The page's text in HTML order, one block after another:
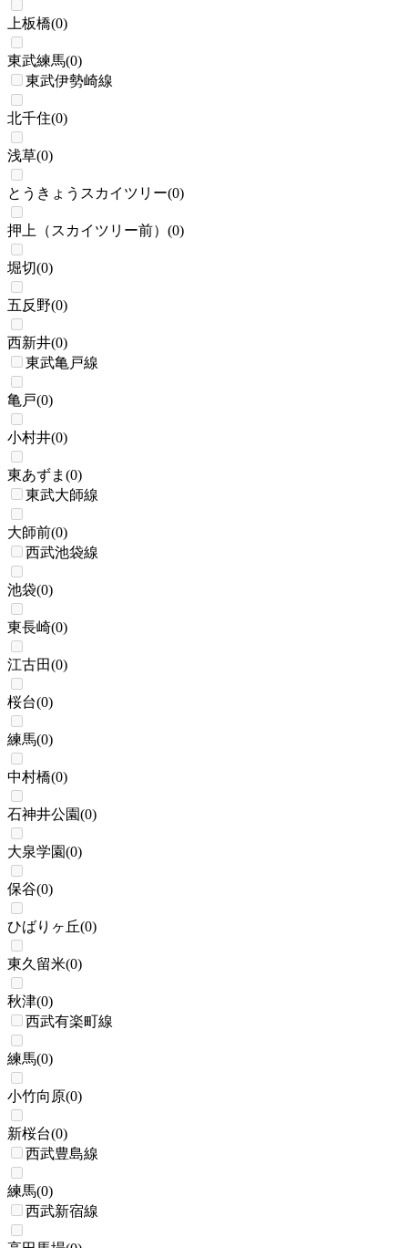
上板橋(0)
東武練馬(0)
東武伊勢崎線
北千住(0)
浅草(0)
とうきょうスカイツリー(0)
押上（スカイツリー前） (0)
堀切(0)
五反野(0)
西新井(0)
東武亀戸線
亀戸(0)
小村井(0)
東あずま (0)
東武大師線
大師前(0)
西武池袋線
池袋(0)
東長崎(0)
江古田(0)
桜台(0)
練馬(0)
中村橋(0)
石神井公園(0)
大泉学園(0)
保谷(0)
ひばりヶ丘(0)
東久留米(0)
秋津(0)
西武有楽町線
練馬(0)
小竹向原(0)
新桜台(0)
西武豊島線
練馬(0)
西武新宿線